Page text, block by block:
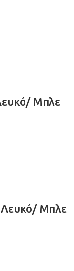
Μπλε
Λευκό/ Μπλε